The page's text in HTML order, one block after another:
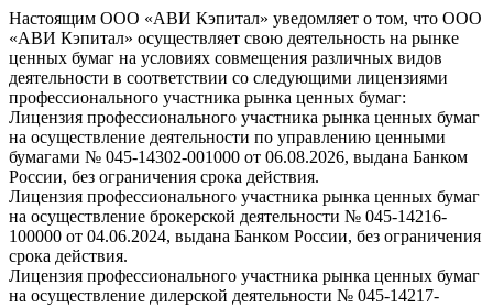
Настоящим ООО «АВИ Кэпитал» уведомляет о том, что ООО
«АВИ Кэпитал» осуществляет свою деятельность на рынке
ценных бумаг на условиях совмещения различных видов
деятельности в соответствии со следующими лицензиями
профессионального участника рынка ценных бумаг:
Лицензия профессионального участника рынка ценных бумаг
на осуществление деятельности по управлению ценными
бумагами № 045-14302-001000 от 06.08.2026, выдана Банком
России, без ограничения срока действия.
Лицензия профессионального участника рынка ценных бумаг
на осуществление брокерской деятельности № 045-14216-
100000 от 04.06.2024, выдана Банком России, без ограничения
срока действия.
Лицензия профессионального участника рынка ценных бумаг
на осуществление дилерской деятельности № 045-14217-